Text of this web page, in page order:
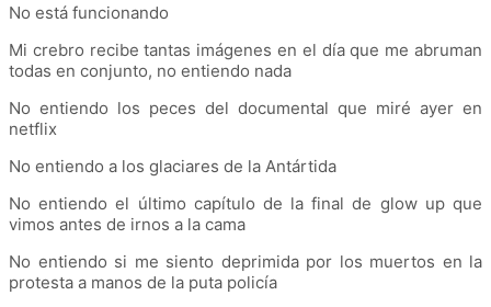
No está funcionando
Mi crebro recibe tantas imágenes en el día que me abruman
todas en conjunto, no entiendo nada
No entiendo los peces del documental que miré ayer en
netflix
No entiendo a los glaciares de la Antártida
No entiendo el último capítulo de la final de glow up que
vimos antes de irnos a la cama
No entiendo si me siento deprimida por los muertos en la
protesta a manos de la puta policía